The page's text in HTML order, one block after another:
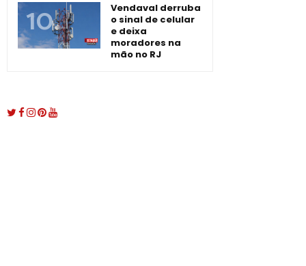
Vendaval derruba
o sinal de celular
e deixa
moradores na
mão no RJ